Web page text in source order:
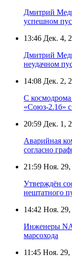
Дмитрий
успешном
13:46 Дек. 4,
Дмитрий
неудачном
14:08 Дек. 2,
С космодрома
«Союз-2.1б»
20:59 Дек. 1,
Аварийная
согласно
21:59 Ноя. 29,
Утверждён
нештатного
14:42 Ноя. 29,
Инженеры
марсохода
11:45 Ноя. 29,